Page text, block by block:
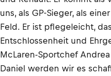
uns, als GP-Sieger, als
Feld. Er ist pflegeleicht,
Entschlossenheit und
McLaren-Sportchef
Daniel werden wir es